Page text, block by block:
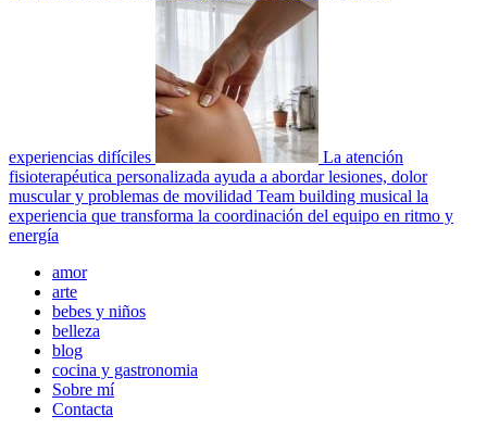
experiencias difíciles
La atención
fisioterapéutica personalizada ayuda a abordar lesiones, dolor
muscular y problemas de movilidad Team building musical la
experiencia que transforma la coordinación del equipo en ritmo y
energía
Menú
principal
amor
arte
bebes y niños
belleza
blog
cocina y gastronomia
Sobre mí
Contacta